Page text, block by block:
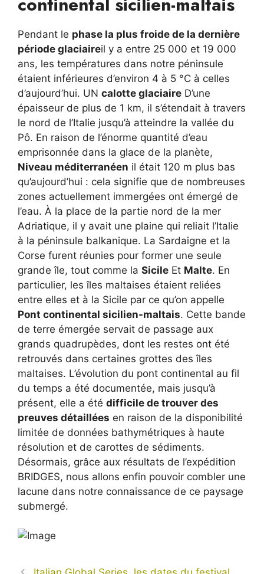
Pendant le phase la plus froide de la dernière
période glaciaireil y a entre 25 000 et 19 000
ans, les températures dans notre péninsule
étaient inférieures d’environ 4 à 5 °C à celles
d’aujourd’hui. UN calotte glaciaire D’une
épaisseur de plus de 1 km, il s’étendait à travers
le nord de l’Italie jusqu’à atteindre la vallée du
Pô. En raison de l’énorme quantité d’eau
emprisonnée dans la glace de la planète,
Niveau méditerranéen il était 120 m plus bas
qu’aujourd’hui : cela signifie que de nombreuses
zones actuellement immergées ont émergé de
l’eau. À la place de la partie nord de la mer
Adriatique, il y avait une plaine qui reliait l’Italie
à la péninsule balkanique. La Sardaigne et la
Corse furent réunies pour former une seule
grande île, tout comme la Sicile Et Malte. En
particulier, les îles maltaises étaient reliées
entre elles et à la Sicile par ce qu’on appelle
Pont continental sicilien-maltais. Cette bande
de terre émergée servait de passage aux
grands quadrupèdes, dont les restes ont été
retrouvés dans certaines grottes des îles
maltaises. L’évolution du pont continental au fil
du temps a été documentée, mais jusqu’à
présent, elle a été difficile de trouver des
preuves détaillées en raison de la disponibilité
limitée de données bathymétriques à haute
résolution et de carottes de sédiments.
Désormais, grâce aux résultats de l’expédition
BRIDGES, nous allons enfin pouvoir combler une
lacune dans notre connaissance de ce paysage
submergé.